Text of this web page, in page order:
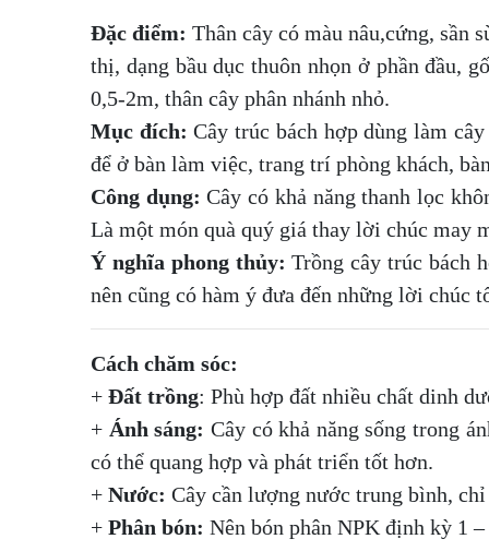
Đặc điểm: Thân cây có màu nâu,cứng, sần
thị, dạng bầu dục thuôn nhọn ở phần đầu,
0,5-2m, thân cây phân nhánh nhỏ.
Mục đích:Cây trúc bách hợpdùng làm cây
để ở bàn làm việc, trang trí phòng khách,
Công dụng: Cây có khả năng thanh lọc
Là một món quà quý giá thay lời chúc may
Ý nghĩa phong thủy:Trồng cây trúc bách
nên cũng có hàm ý đưa đến những lời chúc
Cách chăm sóc:
+ Đất trồng: Phù hợp đất nhiều chất dinh
+ Ánh sáng: Cây có khả năng sống trong
có thể quang hợp và phát triển tốt hơn.
+ Nước: Cây cần lượng nước trung bình,
+ Phân bón: Nên bón phân NPK định kỳ 1